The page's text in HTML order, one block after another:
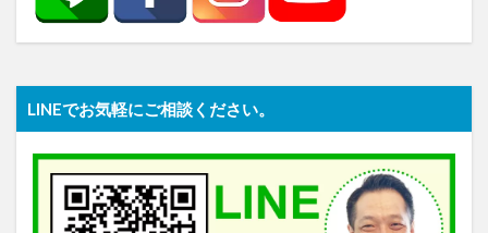
LINEでお気軽にご相談ください。